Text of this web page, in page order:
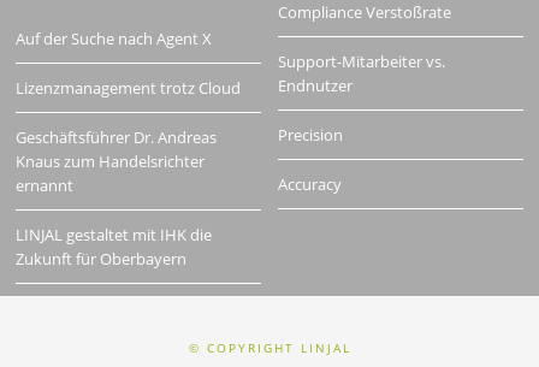
Auf der Suche nach Agent X
Lizenzmanagement trotz Cloud
Geschäftsführer Dr. Andreas
Knaus zum Handelsrichter
ernannt
LINJAL gestaltet mit IHK die
Zukunft für Oberbayern
Compliance Verstoßrate
Support-Mitarbeiter vs.
Endnutzer
Precision
Accuracy
© COPYRIGHT LINJAL